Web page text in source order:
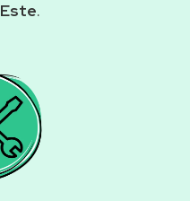
.